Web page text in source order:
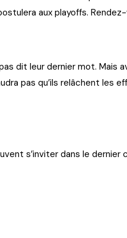
aux playoffs.
dit leur dernier mot. Mais
pas qu’ils relâchent les
s’inviter dans le dernier